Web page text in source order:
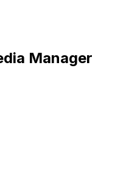
Manager